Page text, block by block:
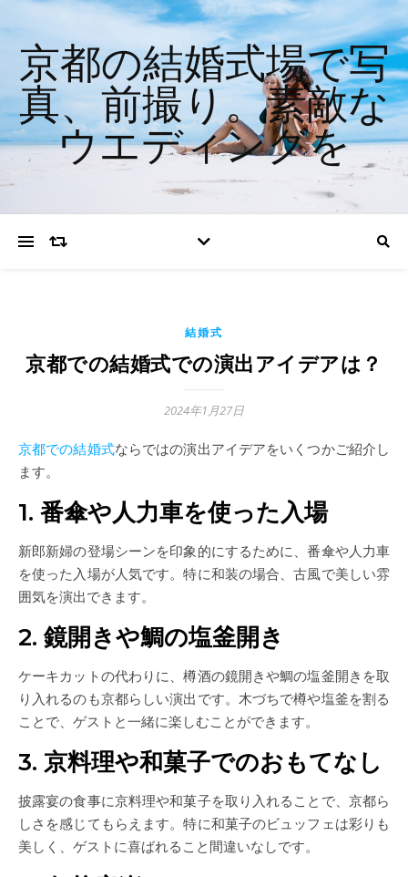
京都の結婚式場で写
真、前撮り。素敵な
ウエディングを
結婚式
京都での結婚式での演出アイデアは？
2024年1月27日
京都での結婚式ならではの演出アイデアをいくつかご紹介し
ます。
1. 番傘や人力車を使った入場
新郎新婦の登場シーンを印象的にするために、番傘や人力車
を使った入場が人気です。特に和装の場合、古風で美しい雰
囲気を演出できます。
2. 鏡開きや鯛の塩釜開き
ケーキカットの代わりに、樽酒の鏡開きや鯛の塩釜開きを取
り入れるのも京都らしい演出です。木づちで樽や塩釜を割る
ことで、ゲストと一緒に楽しむことができます。
3. 京料理や和菓子でのおもてなし
披露宴の食事に京料理や和菓子を取り入れることで、京都ら
しさを感じてもらえます。特に和菓子のビュッフェは彩りも
美しく、ゲストに喜ばれること間違いなしです。